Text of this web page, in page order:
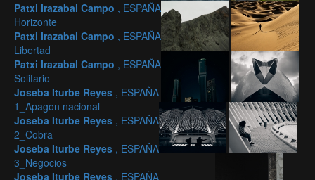
Patxi Irazabal Campo , ESPAÑA
Horizonte
Patxi Irazabal Campo , ESPAÑA
Libertad
Patxi Irazabal Campo , ESPAÑA
Solitario
Joseba Iturbe Reyes , ESPAÑA
1_Apagon nacional
Joseba Iturbe Reyes , ESPAÑA
2_Cobra
Joseba Iturbe Reyes , ESPAÑA
3_Negocios
Joseba Iturbe Reyes , ESPAÑA